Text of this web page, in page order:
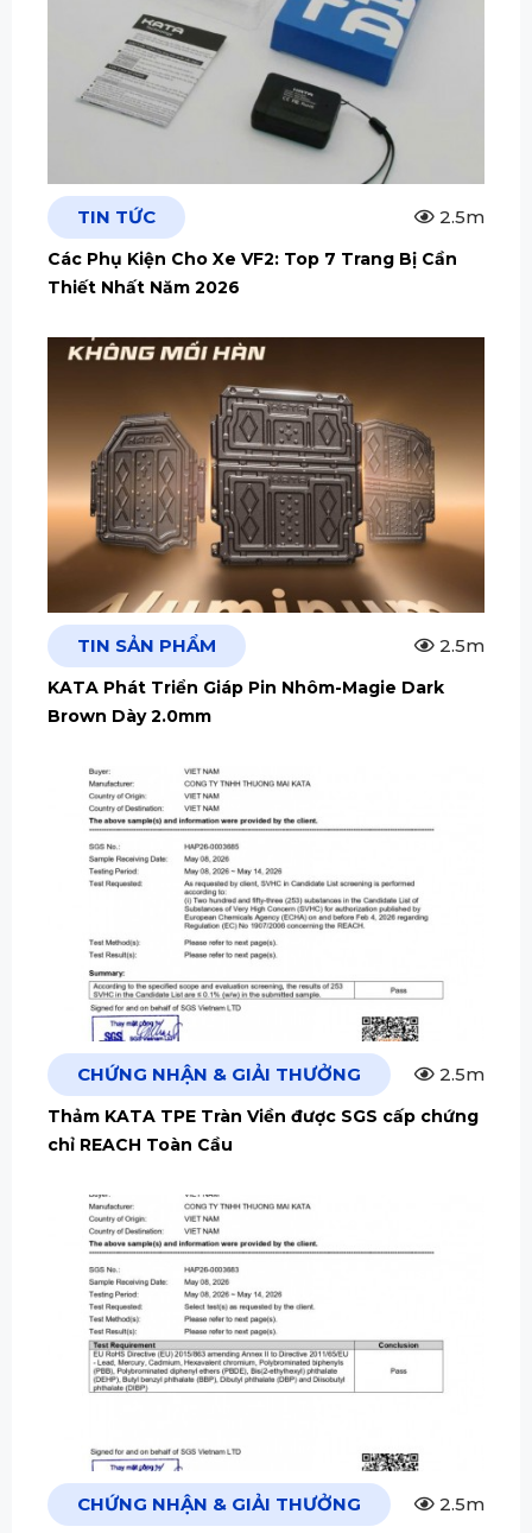
TIN TỨC 2.5m
Các Phụ Kiện Cho Xe VF2: Top 7 Trang Bị Cần
Thiết Nhất Năm 2026
TIN SẢN PHẨM 2.5m
KATA Phát Triển Giáp Pin Nhôm-Magie Dark
Brown Dày 2.0mm
CHỨNG NHẬN & GIẢI THƯỞNG 2.5m
Thảm KATA TPE Tràn Viền được SGS cấp chứng
chỉ REACH Toàn Cầu
CHỨNG NHẬN & GIẢI THƯỞNG 2.5m